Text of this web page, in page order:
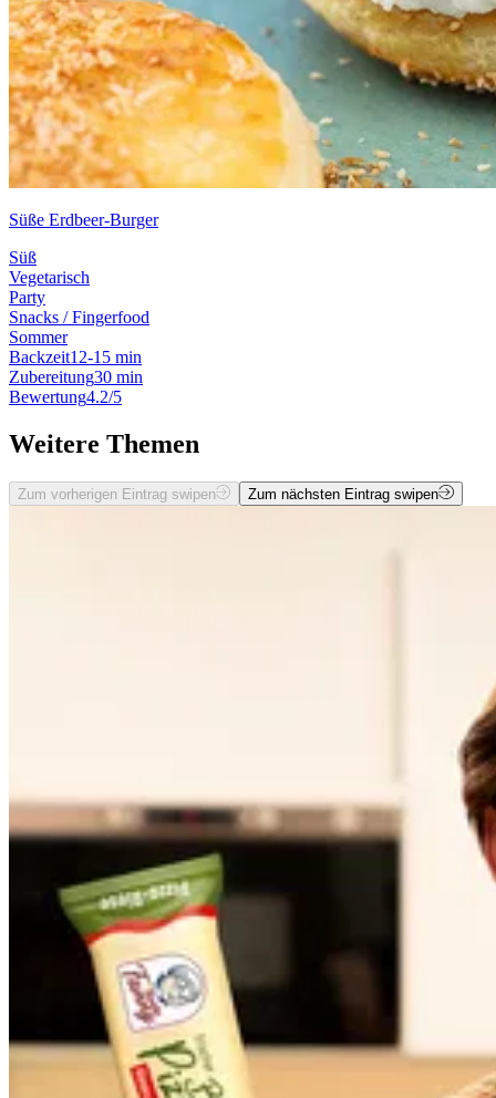
Süße Erdbeer-Burger
Süß
Vegetarisch
Party
Snacks / Fingerfood
Sommer
Backzeit12-15 min
Zubereitung30 min
Bewertung4.2/5
Weitere Themen
Zum vorherigen Eintrag swipen Zum nächsten Eintrag swipen